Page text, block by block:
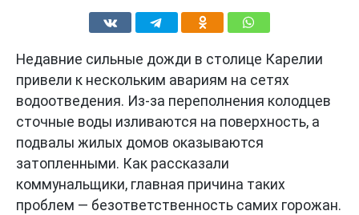
Недавние сильные дожди в столице Карелии
привели к нескольким авариям на сетях
водоотведения. Из-за переполнения колодцев
сточные воды изливаются на поверхность, а
подвалы жилых домов оказываются
затопленными. Как рассказали
коммунальщики, главная причина таких
проблем — безответственность самих горожан.